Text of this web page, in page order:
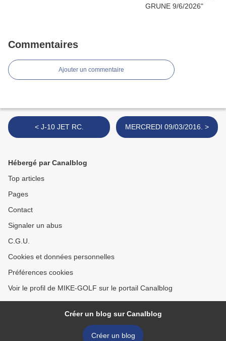
Commentaires
Ajouter un commentaire
< J-10 JET RC. MERCREDI 09/03/2016. >
Hébergé par Canalblog
Top articles
Pages
Contact
Signaler un abus
C.G.U.
Cookies et données personnelles
Préférences cookies
Voir le profil de MIKE-GOLF sur le portail Canalblog
Créer un blog sur Canalblog
Créer un blog